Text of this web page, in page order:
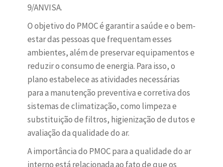
9/ANVISA.
O objetivo do PMOC é garantir a saúde e o bem-
estar das pessoas que frequentam esses
ambientes, além de preservar equipamentos e
reduzir o consumo de energia. Para isso, o
plano estabelece as atividades necessárias
para a manutenção preventiva e corretiva dos
sistemas de climatização, como limpeza e
substituição de filtros, higienização de dutos e
avaliação da qualidade do ar.
A importância do PMOC para a qualidade do ar
interno está relacionada ao fato de que os